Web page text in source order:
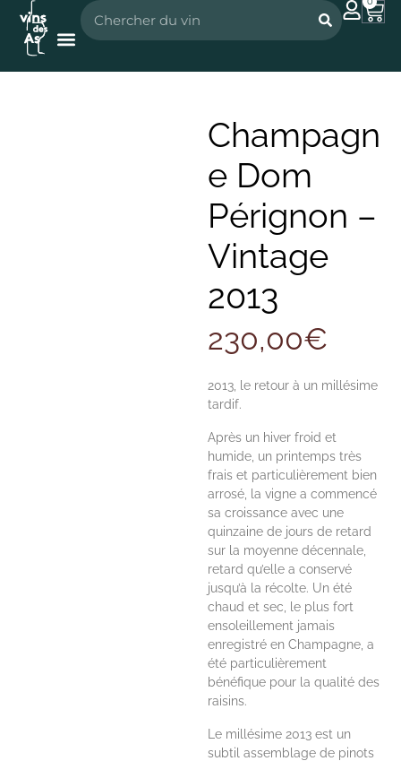
Champagn
e Dom
Pérignon –
Vintage
2013
230,00€
2013, le retour à un millésime
tardif.
Après un hiver froid et
humide, un printemps très
frais et particulièrement bien
arrosé, la vigne a commencé
sa croissance avec une
quinzaine de jours de retard
sur la moyenne décennale,
retard qu’elle a conservé
jusqu’à la récolte. Un été
chaud et sec, le plus fort
ensoleillement jamais
enregistré en Champagne, a
été particulièrement
bénéfique pour la qualité des
raisins.
Le millésime 2013 est un
subtil assemblage de pinots